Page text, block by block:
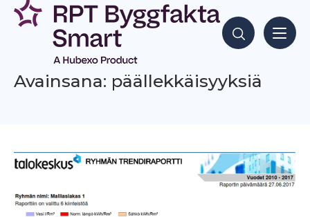
Siirry
sisältöön
Hae sisältöjä
Avainsana: päällekkäisyyksiä